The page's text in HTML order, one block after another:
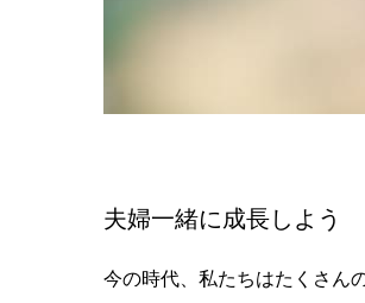
夫婦一緒に成長しよう
今の時代、私たちはたくさん